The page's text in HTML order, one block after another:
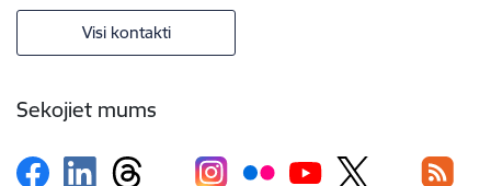
Visi kontakti
Sekojiet mums